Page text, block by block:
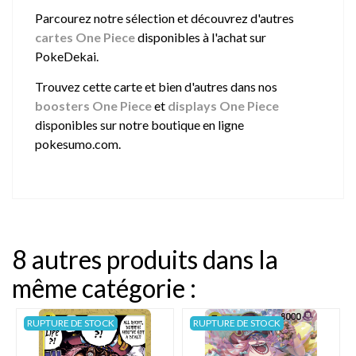
Parcourez notre sélection et découvrez d'autres
cartes One Piecedisponibles à l'achat sur
PokeDekai.
Trouvez cette carte et bien d'autres dans nos
boosters One Pieceet displays One Piece
disponibles sur notre boutique en ligne
pokesumo.com.
8 autres produits dans la
même catégorie :
RUPTURE DE STOCK RUPTURE DE STOCK